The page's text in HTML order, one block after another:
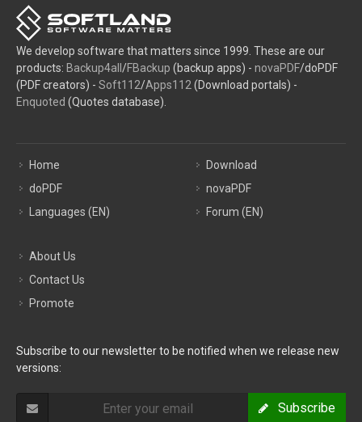
We develop software that matters since 1999. These are our
products: Backup4all /FBackup (backup apps) - novaPDF/doPDF
(PDF creators) - Soft112/Apps112 (Download portals) -
Enquoted (Quotes database).
Home
doPDF
Languages (EN)
Download
novaPDF
Forum (EN)
About Us
Contact Us
Promote
Subscribe to our newsletter to be notified when we release new
versions:
Subscribe